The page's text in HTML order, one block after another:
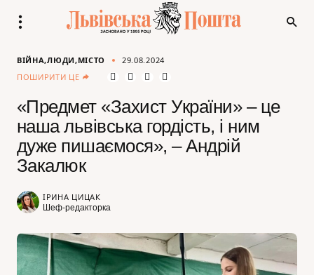
ВІЙНА ЛЮДИ МІСТО
29.08.2024
ПОШИРИТИ ЦЕ
«Предмет «Захист України» – це
наша львівська гордість, і ним
дуже пишаємося», – Андрій
Закалюк
ІРИНА ЦИЦАК
Шеф-редакторка